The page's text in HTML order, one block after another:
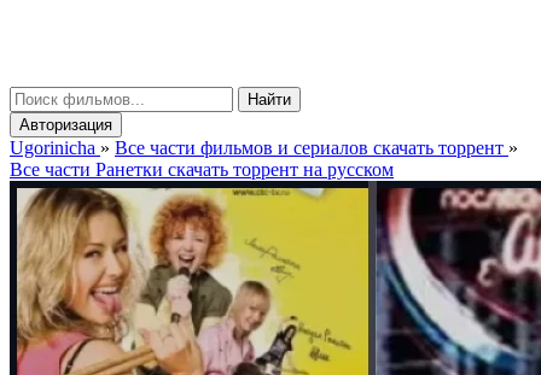
Найти
Авторизация
Ugorinicha » Все части фильмов и сериалов скачать торрент »
Все части Ранетки скачать торрент на русском